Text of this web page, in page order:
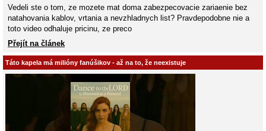
Vedeli ste o tom, ze mozete mat doma zabezpecovacie zariaenie bez
natahovania kablov, vrtania a nevzhladnych list? Pravdepodobne nie a
toto video odhaluje pricinu, ze preco
Přejít na článek
Táto kapela má milióny fanúšikov - až na to, že neexistuje